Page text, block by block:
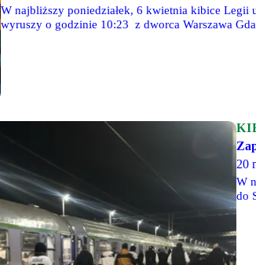
W najbliższy poniedziałek, 6 kwietnia kibice Legii
wyruszy o godzinie 10:23 z dworca Warszawa
20
W
do